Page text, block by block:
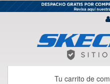
Tu carrito de